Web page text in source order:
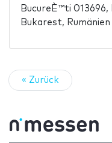
BucureÈ™ti 013696,
Bukarest, Rumänien
« Zurück